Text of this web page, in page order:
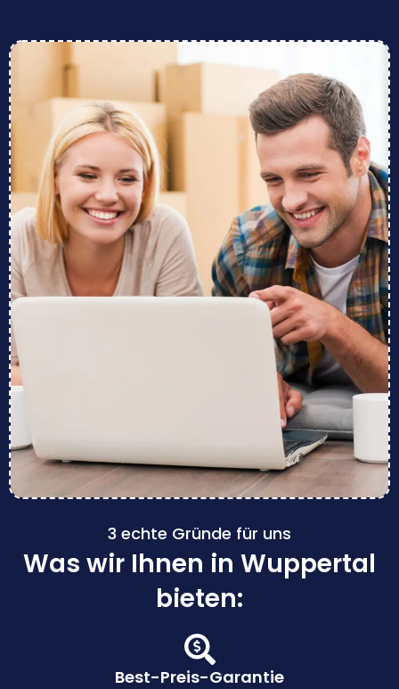
3 echte Gründe für uns
Was wir Ihnen in Wuppertal
bieten:
Best-Preis-Garantie